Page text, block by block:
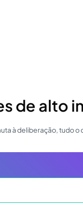
de alto
à deliberação, tudo o